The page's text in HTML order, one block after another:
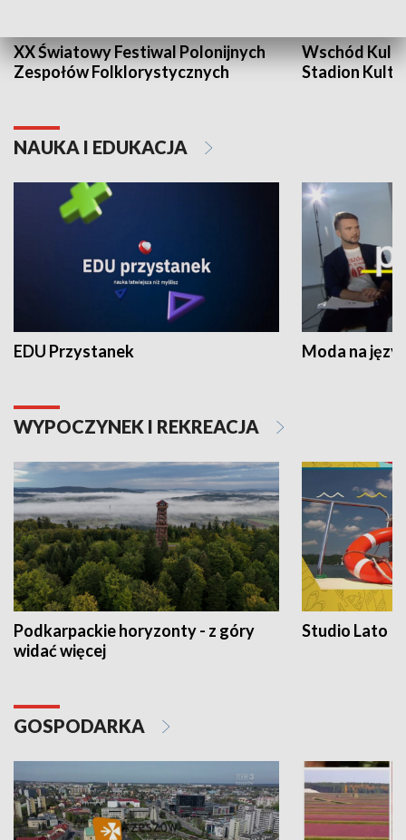
XX Światowy Festiwal Polonijnych
Zespołów Folklorystycznych
Wschód
Stadion
NAUKA I EDUKACJA
EDU Przystanek Moda na
WYPOCZYNEK I REKREACJA
Podkarpackie horyzonty - z góry
widać więcej
Studio Lato
GOSPODARKA